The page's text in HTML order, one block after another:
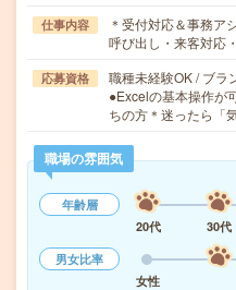
仕事内容
＊受付対応＆事務ア
呼び出し・来客対応
応募資格
職種未経験OK / ブラ
●Excelの基本操作が
ちの方＊迷ったら「
職場の雰囲気
年齢層
20代
30代
男女比率
女性